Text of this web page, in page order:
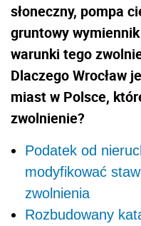
słoneczny, pompa
gruntowy
warunki tego
Dlaczego Wrocław
miast w Polsce,
zwolnienie?
Podatek od
modyfikować
zwolnienia
Rozbudowany